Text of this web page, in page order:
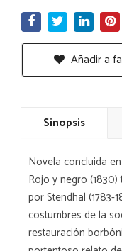
Añadir a
Sinopsis
Novela concluida
Rojo y negro
por Stendhal (1783-
costumbres de la
restauración